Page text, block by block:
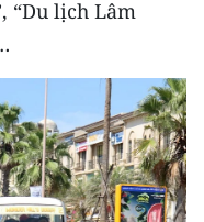
“Du lịch Lâm